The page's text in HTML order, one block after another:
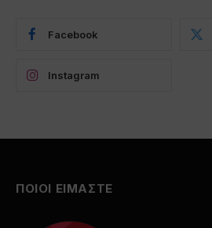
Facebook
Instagram
ΠΟΙΟΙ ΕΙΜΑΣΤΕ